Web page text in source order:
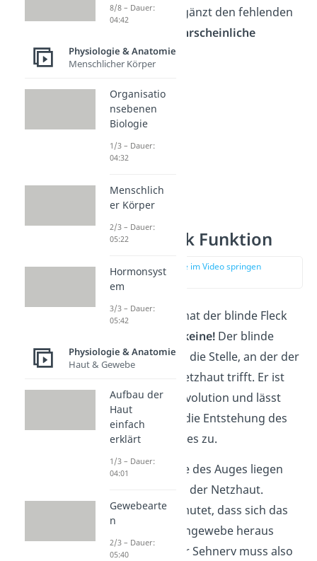
Das linke Auge ergänzt den fehlenden
wahrscheinliche
Informationen.
Blinder Fleck Funktion
zur Stelle im Video springen
(03:12)
WelcheFunktion
hat der blinde Fleck
Gar keine! Der blinde
Fleck markiert nur die Stelle, an der der
Sehnerv auf die Netzhaut trifft. Er ist
ein Ergebnis der Evolution und lässt
Rückschlüsse auf die Entstehung des
menschlichen Auges zu.
Die Nervenstränge des Auges liegen
auf der Innenseite der Netzhaut.
Deshalb wird vermutet, dass sich das
Auge aus dem Hirngewebe heraus
entwickelt hat. Der Sehnerv muss also
8/8 – Dauer:
04:42
Physiologie & Anatomie
Menschlicher Körper
Organisatio
nsebenen
Biologie
1/3 – Dauer:
04:32
Menschlich
er Körper
2/3 – Dauer:
05:22
Hormonsyst
em
3/3 – Dauer:
05:42
Physiologie & Anatomie
Haut & Gewebe
Aufbau der
Haut
einfach
erklärt
1/3 – Dauer:
04:01
Gewebearte
n
2/3 – Dauer:
05:40